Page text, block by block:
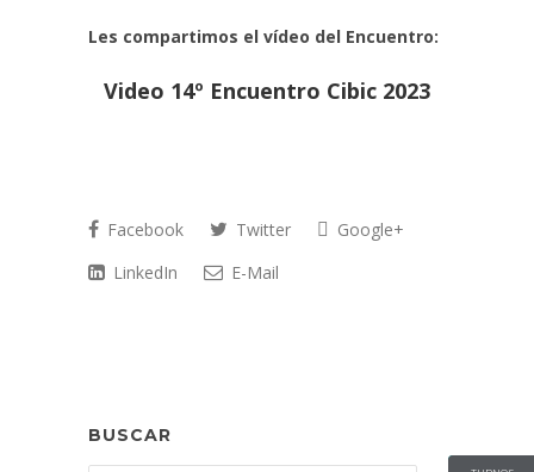
Les compartimos el vídeo del Encuentro:
Video 14º Encuentro Cibic 2023
Facebook Twitter
Google+
LinkedIn
E-Mail
BUSCAR